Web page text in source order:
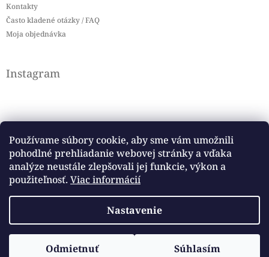
Používame súbory cookie, aby sme vám umožnili
pohodlné prehliadanie webovej stránky a vďaka
analýze neustále zlepšovali jej funkcie, výkon a
použiteľnosť. Viac informácií
Nastavenie
Odmietnuť Súhlasím
Kontakty
Často kladené otázky / FAQ
Moja objednávka
Instagram
Sledovať na Instagrame
Facebook
Vytvoril ShoptetCopyright 2026
. Všetky práva vyhradené.